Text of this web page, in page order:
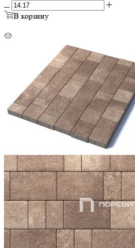
В корзину